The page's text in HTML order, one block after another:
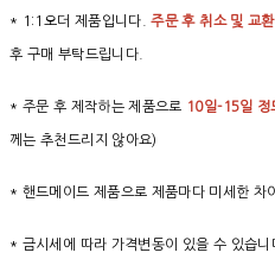
* 1:1오더 제품입니다.주문 후 취소 및 교
후 구매 부탁드립니다.
* 주문 후 제작하는 제품으로 10일-15일 정
께는 추천드리지 않아요)
* 핸드메이드 제품으로 제품마다 미세한 차
* 금시세에 따라 가격변동이 있을 수 있습니